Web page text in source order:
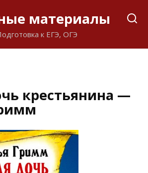
материалы
к ЕГЭ, ОГЭ
крестьянина —